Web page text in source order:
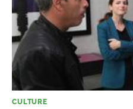
CULTURE